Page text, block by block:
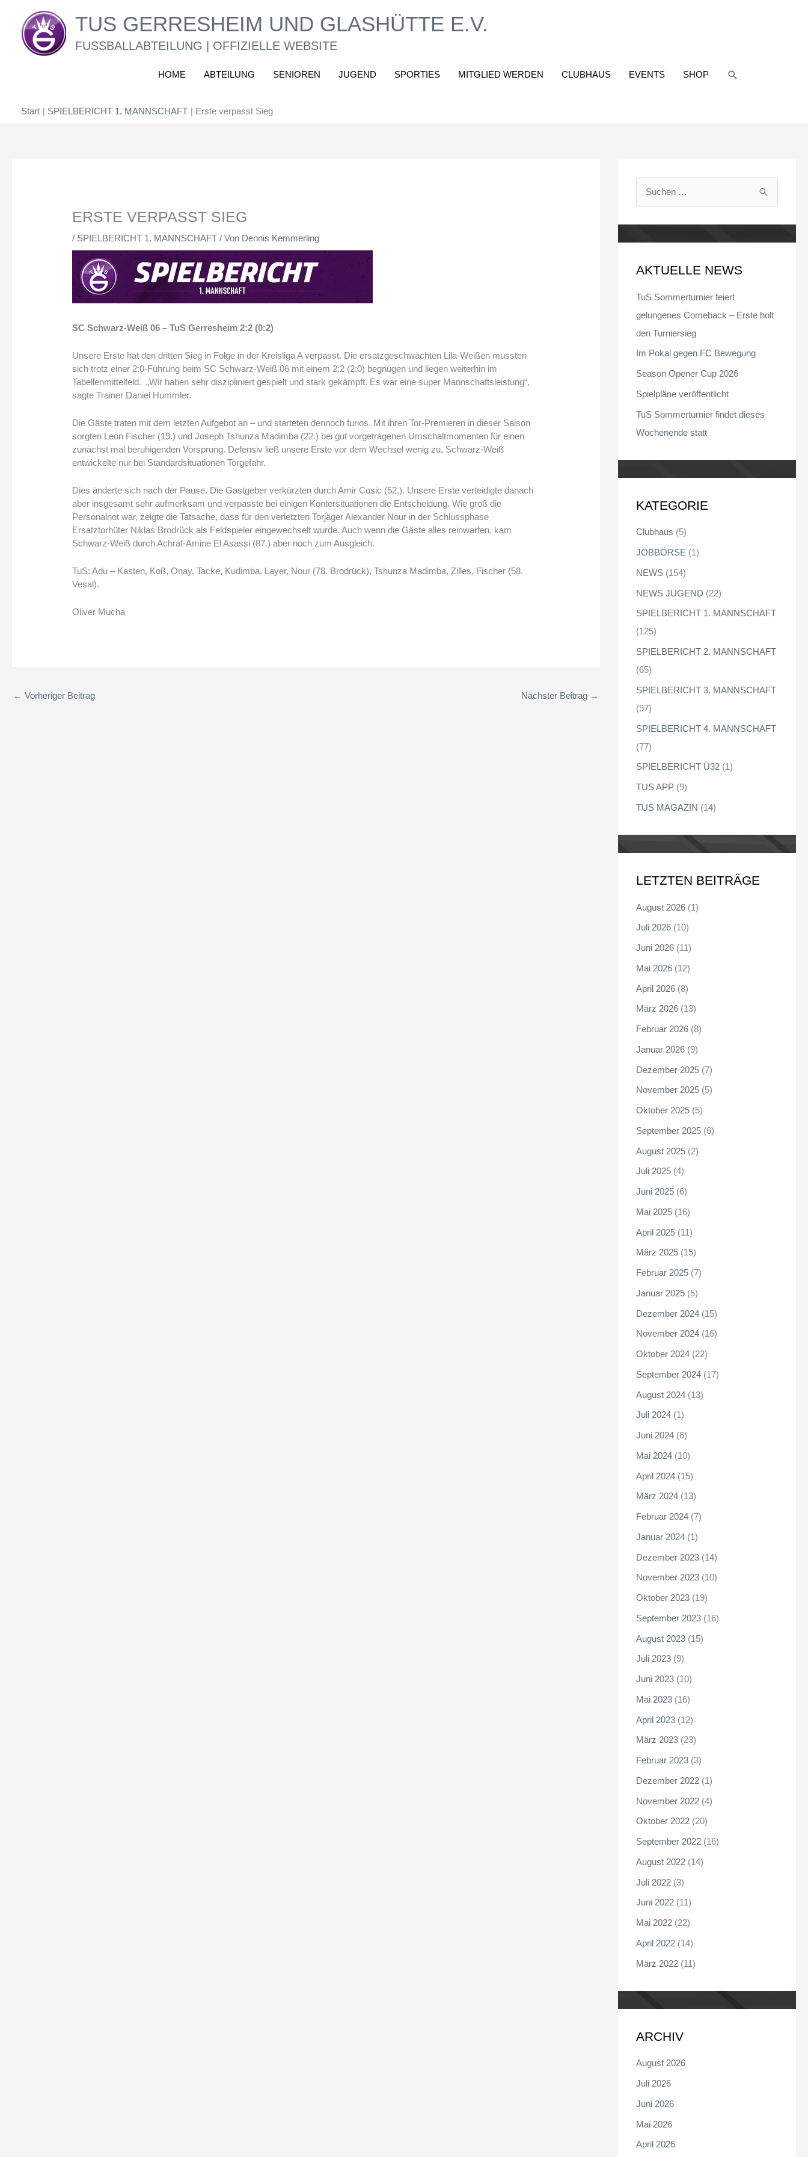
springen
TUS GERRESHEIM UND GLASHÜTTE E.V.
FUSSBALLABTEILUNG | OFFIZIELLE WEBSITE
HOME ABTEILUNG SENIOREN JUGEND SPORTIES MITGLIED WERDEN CLUBHAUS EVENTS SHOP Suchen
Start SPIELBERICHT 1. MANNSCHAFT Erste verpasst Sieg
ERSTE VERPASST SIEG
/ SPIELBERICHT 1. MANNSCHAFT / Von Dennis Kemmerling
SC Schwarz-Weiß 06 – TuS Gerresheim 2:2 (0:2)
Unsere Erste hat den dritten Sieg in Folge in der Kreisliga A verpasst. Die ersatzgeschwächten Lila-Weißen mussten
sich trotz einer 2:0-Führung beim SC Schwarz-Weiß 06 mit einem 2:2 (2:0) begnügen und liegen weiterhin im
Tabellenmittelfeld. „Wir haben sehr diszipliniert gespielt und stark gekämpft. Es war eine super Mannschaftsleistung“,
sagte Trainer Daniel Hummler.
Die Gäste traten mit dem letzten Aufgebot an – und starteten dennoch furios. Mit ihren Tor-Premieren in dieser Saison
sorgten Leon Fischer (19.) und Joseph Tshunza Madimba (22.) bei gut vorgetragenen Umschaltmomenten für einen
zunächst mal beruhigenden Vorsprung. Defensiv ließ unsere Erste vor dem Wechsel wenig zu, Schwarz-Weiß
entwickelte nur bei Standardsituationen Torgefahr.
Dies änderte sich nach der Pause. Die Gastgeber verkürzten durch Amir Cosic (52.). Unsere Erste verteidigte danach
aber insgesamt sehr aufmerksam und verpasste bei einigen Kontersituationen die Entscheidung. Wie groß die
Personalnot war, zeigte die Tatsache, dass für den verletzten Torjäger Alexander Nour in der Schlussphase
Ersatztorhüter Niklas Brodrück als Feldspieler eingewechselt wurde. Auch wenn die Gäste alles reinwarfen, kam
Schwarz-Weiß durch Achraf-Amine El Asassi (87.) aber noch zum Ausgleich.
TuS: Adu – Kasten, Koß, Onay, Tacke, Kudimba, Layer, Nour (78. Brodrück), Tshunza Madimba, Zilles, Fischer (58.
Vesal).
Oliver Mucha
← Vorheriger Beitrag Nächster Beitrag →
e
n
a
c
h
:
AKTUELLE NEWS
TuS Sommerturnier feiert
gelungenes Comeback – Erste holt
den Turniersieg
Im Pokal gegen FC Bewegung
Season Opener Cup 2026
Spielpläne veröffentlicht
TuS Sommerturnier findet dieses
Wochenende statt
KATEGORIE
Clubhaus (5)
JOBBÖRSE (1)
NEWS (154)
NEWS JUGEND (22)
SPIELBERICHT 1. MANNSCHAFT
(125)
SPIELBERICHT 2. MANNSCHAFT
(65)
SPIELBERICHT 3. MANNSCHAFT
(97)
SPIELBERICHT 4. MANNSCHAFT
(77)
SPIELBERICHT Ü32 (1)
TUS APP (9)
TUS MAGAZIN (14)
LETZTEN BEITRÄGE
August 2026 (1)
Juli 2026 (10)
Juni 2026 (11)
Mai 2026 (12)
April 2026 (8)
März 2026 (13)
Februar 2026 (8)
Januar 2026 (9)
Dezember 2025 (7)
November 2025 (5)
Oktober 2025 (5)
September 2025 (6)
August 2025 (2)
Juli 2025 (4)
Juni 2025 (6)
Mai 2025 (16)
April 2025 (11)
März 2025 (15)
Februar 2025 (7)
Januar 2025 (5)
Dezember 2024 (15)
November 2024 (16)
Oktober 2024 (22)
September 2024 (17)
August 2024 (13)
Juli 2024 (1)
Juni 2024 (6)
Mai 2024 (10)
April 2024 (15)
März 2024 (13)
Februar 2024 (7)
Januar 2024 (1)
Dezember 2023 (14)
November 2023 (10)
Oktober 2023 (19)
September 2023 (16)
August 2023 (15)
Juli 2023 (9)
Juni 2023 (10)
Mai 2023 (16)
April 2023 (12)
März 2023 (23)
Februar 2023 (3)
Dezember 2022 (1)
November 2022 (4)
Oktober 2022 (20)
September 2022 (16)
August 2022 (14)
Juli 2022 (3)
Juni 2022 (11)
Mai 2022 (22)
April 2022 (14)
März 2022 (11)
ARCHIV
August 2026
Juli 2026
Juni 2026
Mai 2026
April 2026